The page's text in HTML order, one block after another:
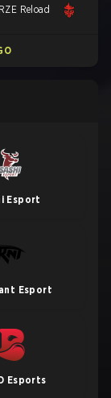
Reload
Esport
Esport
Esports